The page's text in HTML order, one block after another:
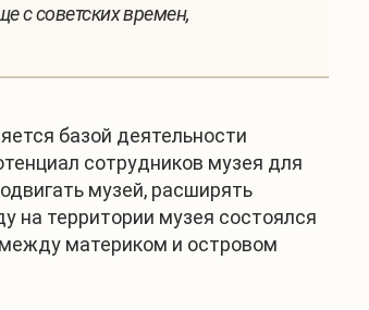
с советских времен,
базой деятельности
сотрудников музея для
музей, расширять
на территории музея состоялся
материком и островом